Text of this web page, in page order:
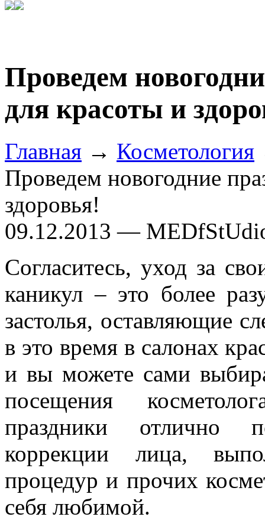
Проведем
для красоты и
Главная → Косметология
Проведем новогодние
здоровья!
09.12.2013 —
Согласитесь, уход за
каникул – это более
застолья, оставляющие
в это время в салонах
и вы можете сами
посещения
праздники отлично
коррекции лица,
процедур и прочих
себя любимой.